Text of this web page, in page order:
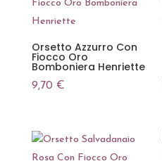
Orsetto Azzurro Con
Fiocco Oro
Bomboniera Henriette
9,70 €